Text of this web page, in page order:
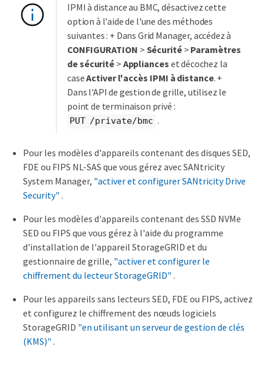
IPMI à distance au BMC, désactivez cette
option à l'aide de l'une des méthodes
suivantes : + Dans Grid Manager, accédez à
CONFIGURATION > Sécurité> Paramètres
de sécurité > Appliances et décochez la
caseActiver l'accès IPMI à distance. +
Dans l'API de gestion de grille, utilisez le
point de terminaison privé :
PUT /private/bmc .
Pour les modèles d'appareils contenant des disques SED,
FDE ou FIPS NL-SAS que vous gérez avec SANtricity
System Manager, "activer et configurer SANtricity Drive
Security" .
Pour les modèles d'appareils contenant des SSD NVMe
SED ou FIPS que vous gérez à l'aide du programme
d'installation de l'appareil StorageGRID et du
gestionnaire de grille, "activer et configurer le
chiffrement du lecteur StorageGRID" .
Pour les appareils sans lecteurs SED, FDE ou FIPS, activez
et configurez le chiffrement des nœuds logiciels
StorageGRID "en utilisant un serveur de gestion de clés
(KMS)" .